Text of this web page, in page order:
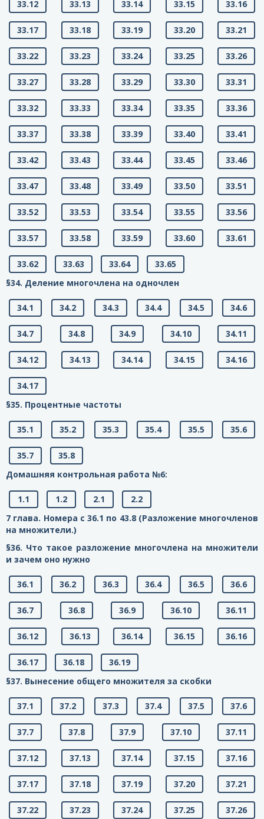
33.12 33.13 33.14 33.15 33.16
33.17 33.18 33.19 33.20 33.21
33.22 33.23 33.24 33.25 33.26
33.27 33.28 33.29 33.30 33.31
33.32 33.33 33.34 33.35 33.36
33.37 33.38 33.39 33.40 33.41
33.42 33.43 33.44 33.45 33.46
33.47 33.48 33.49 33.50 33.51
33.52 33.53 33.54 33.55 33.56
33.57 33.58 33.59 33.60 33.61
33.62 33.63 33.64
33.65
§34. Деление многочлена на одночлен
34.1 34.2 34.3 34.4 34.5 34.6
34.7 34.8 34.9 34.10 34.11
34.12 34.13 34.14 34.15 34.16
34.17
§35. Процентные частоты
35.1 35.2 35.3 35.4 35.5 35.6
35.7
35.8
Домашняя контрольная работа №6:
1.1 1.2 2.1
2.2
7 глава. Номера с 36.1 по 43.8 (Разложение многочленов
на множители.)
§36. Что такое разложение многочлена на множители
и зачем оно нужно
36.1 36.2 36.3 36.4 36.5 36.6
36.7 36.8 36.9 36.10 36.11
36.12 36.13 36.14 36.15 36.16
36.17 36.18
36.19
§37. Вынесение общего множителя за скобки
37.1 37.2 37.3 37.4 37.5 37.6
37.7 37.8 37.9 37.10 37.11
37.12 37.13 37.14 37.15 37.16
37.17 37.18 37.19 37.20 37.21
37.22 37.23 37.24 37.25 37.26